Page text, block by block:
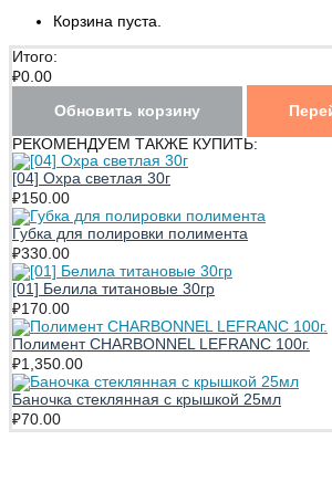
Корзина пуста.
Итого:
₽0.00
Обновить корзину
РЕКОМЕНДУЕМ ТАКЖЕ КУПИТЬ:
[04] Охра светлая 30г
₽150.00
Губка для полировки полимента
₽330.00
[01] Белила титановые 30гр
₽170.00
Полимент CHARBONNEL LEFRANC 100г.
₽1,350.00
Баночка стеклянная с крышкой 25мл
₽70.00